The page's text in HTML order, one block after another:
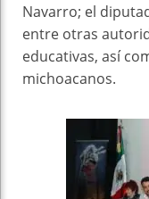
Navarro; el
entre otras
educativas, así
michoacanos.